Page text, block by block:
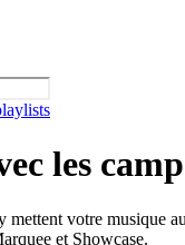
les
mettent votre musique
et Showcase.